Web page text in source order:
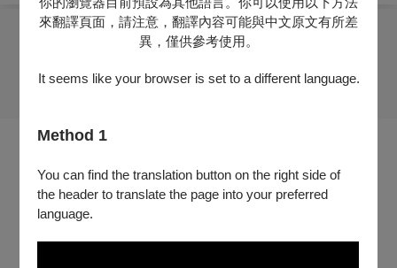
來翻譯頁面，請注意，翻譯內容可能與中文原文有所差
異，僅供參考使用。
It seems like your browser is set to a different language.
Method 1
You can find the translation button on the right side of
the header to translate the page into your preferred
language.